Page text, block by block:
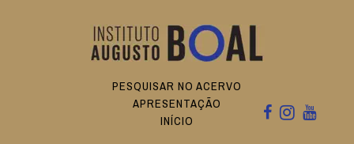
PESQUISAR NO ACERVO
APRESENTAÇÃO
INÍCIO